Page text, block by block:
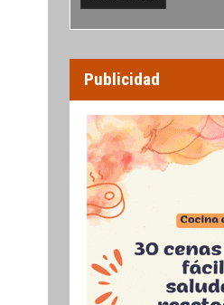
Publicidad